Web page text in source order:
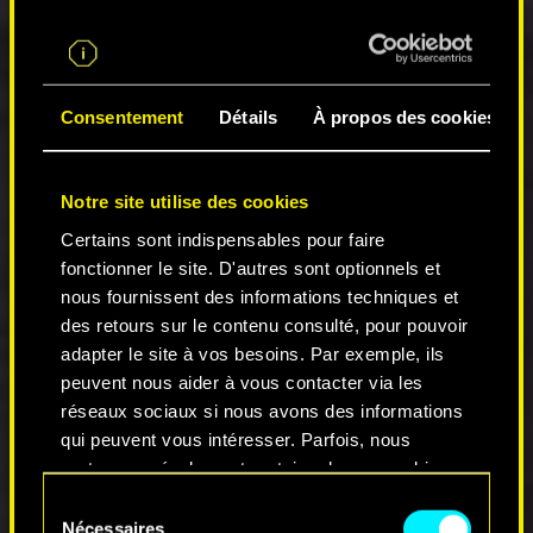
Consentement Détails À propos des cookies
Notre site utilise des cookies
Certains sont indispensables pour faire
fonctionner le site. D'autres sont optionnels et
nous fournissent des informations techniques et
des retours sur le contenu consulté, pour pouvoir
adapter le site à vos besoins. Par exemple, ils
peuvent nous aider à vous contacter via les
réseaux sociaux si nous avons des informations
qui peuvent vous intéresser. Parfois, nous
partageons également certains de nos cookies
optionnels ne seront appliqués qu'avec votre
Nécessaires
permettant d'utiliser le réfrigérant sur
au moment de la débrancher, ce qui
entraînait des problèmes d'animation.
Correction d'un bug où il était impossible de
Correction d'un bug où des PNJ pouvaient
apparaître sous le sol et bloquer la
progression.
Contrat : Plusieurs façons de plumer un canard
Correction d'un bug où des notifications de
Regina concernant ce contrat pouvaient
apparaître durant Le casse.
Correction d'un bug où il était possible de
se connecter à l'ordinateur après avoir